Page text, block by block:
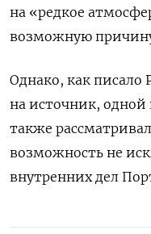
на «редкое
возможную
Однако, как писало
на источник,
также
возможность не
внутренних дел